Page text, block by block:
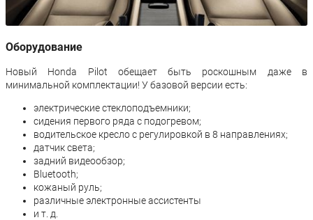
Оборудование
Новый Honda Pilot обещает быть роскошным даже в
минимальной комплектации! У базовой версии есть:
электрические стеклоподъемники;
сидения первого ряда с подогревом;
водительское кресло с регулировкой в 8 направлениях;
датчик света;
задний видеообзор;
Bluetooth;
кожаный руль;
различные электронные ассистенты
и т. д.